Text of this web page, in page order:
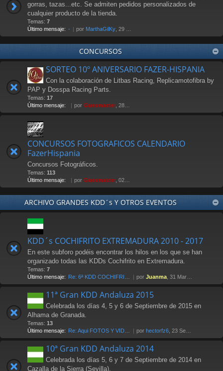
gorras, tazas...etc. Se admiten pedidos personalizados de
cualquier producto de la tienda.
Temas: 7
Último mensaje: - por MarthaGilKy , 29 Jul 2026 12:38
CONCURSOS
SORTEO 10º ANIVERSARIO FAZER-HISPANIA
Con la colaboración de Litbas Racing, Replicamotofibra by
PAP y Dosspa Racing Parts.
Temas: 17
Último mensaje:
por Güesmaster , 28 Nov 2011 20:13
CONCURSOS FOTOGRAFICOS CALENDARIO
FazerHispania
Concursos Fotográficos.
Temas: 113
Último mensaje:
por Güesmaster , 02 May 2012 21:07
ARCHIVO GRANDES KDD´s Y OTROS EVENTOS
KDD´s COCHIFRITO EXTREMADURA 2010 - 2017
En este subforo podéis encontrar los hilos en los que se han
organizado todas las KDDs Cochifrito en Extremadura.
Temas: 7
Último mensaje: Re: 6ª KDD COCHIFRITO 1-abri… por Juanma , 31 Mar 2017 00:14
11ª Gran KDD Andaluza 2015
Celebrada los días 4, 5 y 6 de Septiembre de 2015 en
Alhama de Granada.
Temas: 13
Último mensaje: Re: Aqui FOTOS Y VIDEOS por hectorfz6 , 23 Sep 2015 12:48
10ª Gran KDD Andaluza 2014
Celebrada los días 5, 6 y 7 de Septiembre de 2014 en
Cazalla de la Sierra (Sevilla).